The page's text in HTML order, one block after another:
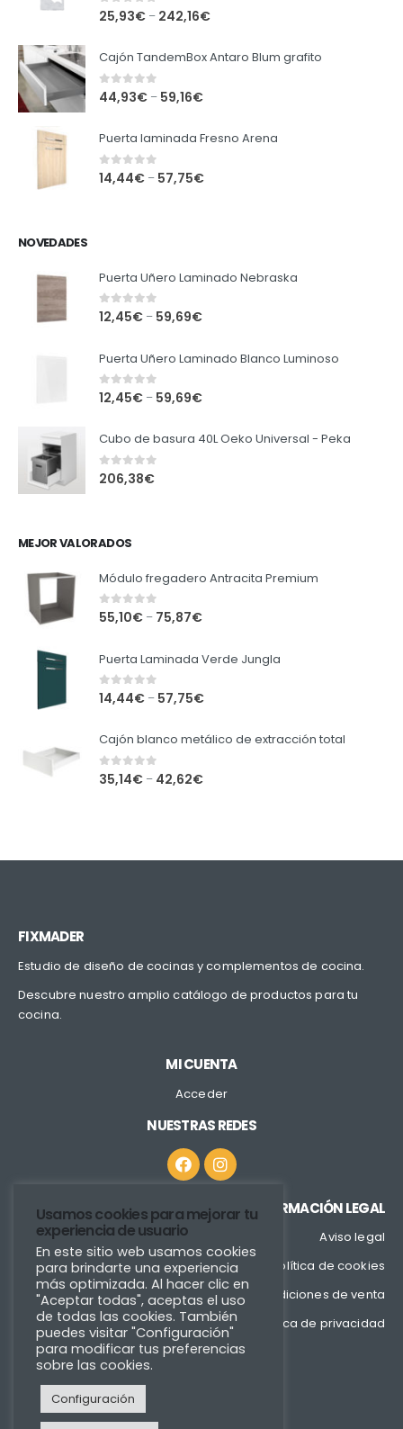
0out of 5
25,93€ – 242,16€
Cajón TandemBox Antaro Blum grafito
0out of 5
44,93€ – 59,16€
Puerta laminada Fresno Arena
0 out of 5
14,44€ – 57,75€
NOVEDADES
Puerta Uñero Laminado Nebraska
0out of 5
12,45€ – 59,69€
Puerta Uñero Laminado Blanco Luminoso
0out of 5
12,45€ – 59,69€
Cubo de basura 40L Oeko Universal - Peka
0out of 5
206,38€
MEJOR VALORADOS
Módulo fregadero Antracita Premium
0out of 5
55,10€ – 75,87€
Puerta Laminada Verde Jungla
0 out of 5
14,44€ – 57,75€
Cajón blanco metálico de extracción total
0out of 5
35,14€ – 42,62€
FIXMADER
Estudio de diseño de cocinas y complementos de cocina.
Descubre nuestro amplio catálogo de productos para tu
cocina.
MI CUENTA
Acceder
NUESTRAS REDES
INFORMACIÓN LEGAL
Aviso legal
Política de cookies
Condiciones de venta
Política de privacidad
Usamos cookies para mejorar tu
experiencia de usuario
En este sitio web usamos cookies
para brindarte una experiencia
más optimizada. Al hacer clic en
"Aceptar todas", aceptas el uso
de todas las cookies. También
puedes visitar "Configuración"
para modificar tus preferencias
sobre las cookies.
Configuración